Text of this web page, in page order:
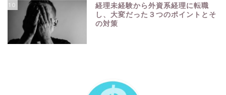
10
経理未経験から外資系経理に転職
し、大変だった３つのポイントとそ
の対策